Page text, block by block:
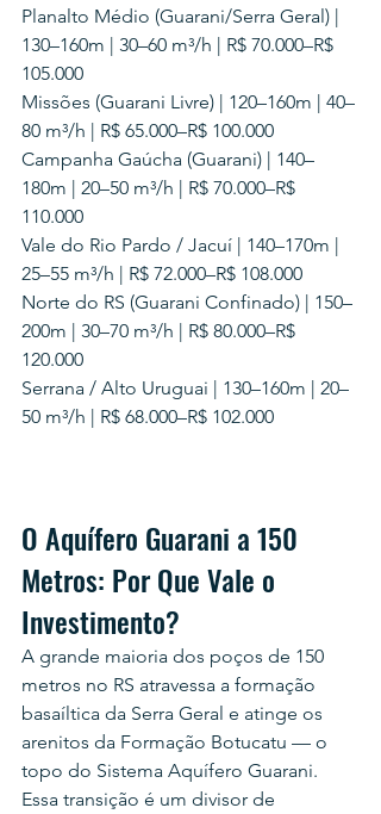
Planalto Médio (Guarani/Serra Geral) |
130–160m | 30–60 m³/h | R$ 70.000–R$
105.000
Missões (Guarani Livre) | 120–160m | 40–
80 m³/h | R$ 65.000–R$ 100.000
Campanha Gaúcha (Guarani) | 140–
180m | 20–50 m³/h | R$ 70.000–R$
110.000
Vale do Rio Pardo / Jacuí | 140–170m |
25–55 m³/h | R$ 72.000–R$ 108.000
Norte do RS (Guarani Confinado) | 150–
200m | 30–70 m³/h | R$ 80.000–R$
120.000
Serrana / Alto Uruguai | 130–160m | 20–
50 m³/h | R$ 68.000–R$ 102.000
O Aquífero Guarani a 150
Metros: Por Que Vale o
Investimento?
A grande maioria dos poços de 150
metros no RS atravessa a formação
basaíltica da Serra Geral e atinge os
arenitos da Formação Botucatu — o
topo do Sistema Aquífero Guarani.
Essa transição é um divisor de